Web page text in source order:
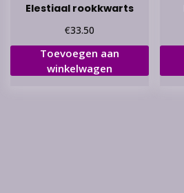
Elestiaal rookkwarts
€33.50
Toevoegen aan
winkelwagen